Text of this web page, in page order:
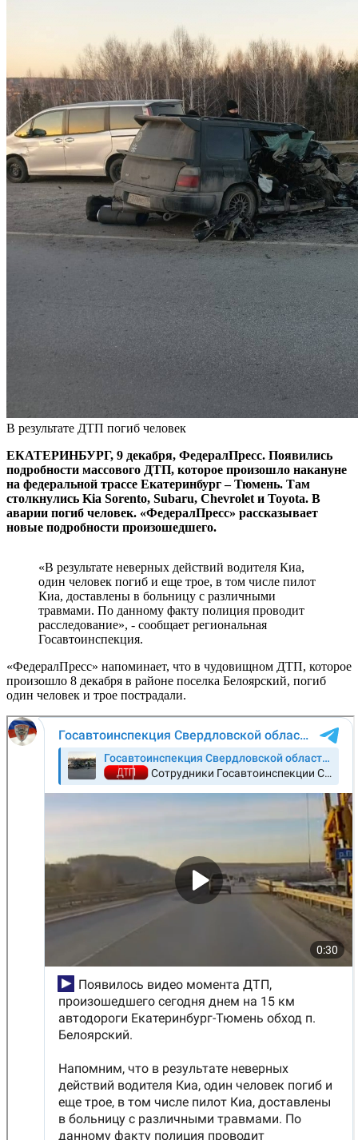
В результате ДТП погиб человек
ЕКАТЕРИНБУРГ, 9 декабря, ФедералПресс. Появились
подробности массового ДТП, которое произошло накануне
на федеральной трассе Екатеринбург – Тюмень. Там
столкнулись Kia Sorento, Subaru, Chevrolet и Toyota. В
аварии погиб человек. «ФедералПресс» рассказывает
новые подробности произошедшего.
«В результате неверных действий водителя Киа,
один человек погиб и еще трое, в том числе пилот
Киа, доставлены в больницу с различными
травмами. По данному факту полиция проводит
расследование», - сообщает региональная
Госавтоинспекция.
«ФедералПресс» напоминает, что в чудовищном ДТП, которое
произошло 8 декабря в районе поселка Белоярский, погиб
один человек и трое пострадали.